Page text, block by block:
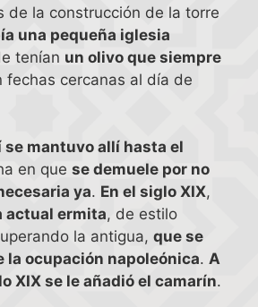
de la construcción de la torre
una pequeña iglesia
tenían un olivo que siempre
fechas cercanas al día de
se mantuvo allí hasta el
en que se demuele por no
ya. En el siglo XIX,
actual ermita, de estilo
la antigua, que se
la ocupación napoleónica. A
XIX se le añadió el camarín.